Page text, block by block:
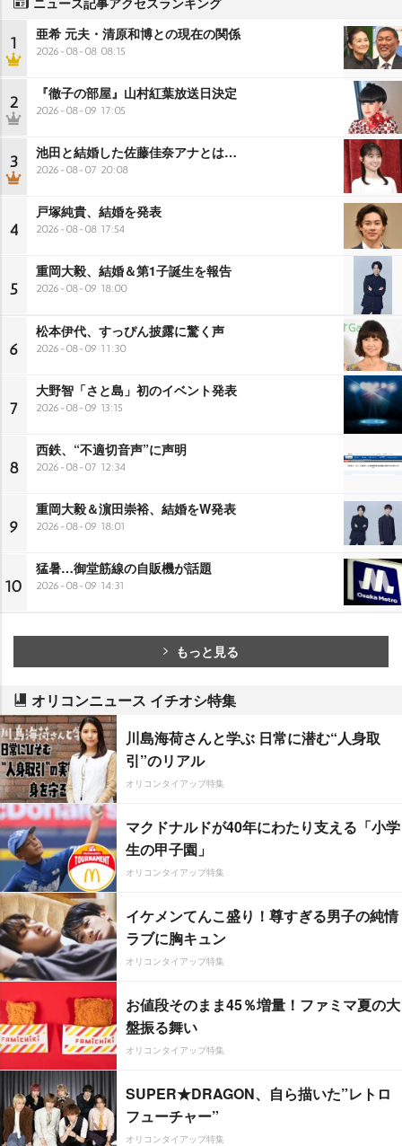
1 亜希 元夫・清原和博との現在の関係
2026-08-08 08:15
2 『徹子の部屋』山村紅葉放送日決定
2026-08-09 17:05
3 池田と結婚した佐藤佳奈アナとは…
2026-08-07 20:08
4
戸塚純貴、結婚を発表
2026-08-08 17:54
5
重岡大毅、結婚＆第1子誕生を報告
2026-08-09 18:00
6
松本伊代、すっぴん披露に驚く声
2026-08-09 11:30
7
大野智「さと島」初のイベント発表
2026-08-09 13:15
8
西鉄、“不適切音声”に声明
2026-08-07 12:34
9
重岡大毅＆濵田崇裕、結婚をW発表
2026-08-09 18:01
10
猛暑…御堂筋線の自販機が話題
2026-08-09 14:31
もっと見る
オリコンニュース イチオシ特集
川島海荷さんと学ぶ 日常に潜む“人身取
引”のリアル
オリコンタイアップ特集
マクドナルドが40年にわたり支える「小学
生の甲子園」
オリコンタイアップ特集
イケメンてんこ盛り！尊すぎる男子の純情
ラブに胸キュン
オリコンタイアップ特集
お値段そのまま45％増量！ファミマ夏の大
盤振る舞い
オリコンタイアップ特集
SUPER★DRAGON、自ら描いた”レトロ
フューチャー”
オリコンタイアップ特集